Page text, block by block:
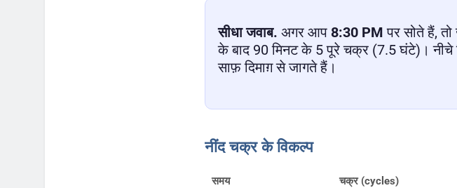
सीधा जवाब. अगर आप 8:30 PM पर सोते हैं,
के बाद 90 मिनट के 5 पूरे चक्र (7.5 घंटे)।
साफ़ दिमाग़ से जागते हैं।
नींद चक्र के विकल्प
समय चक्र (cycles)